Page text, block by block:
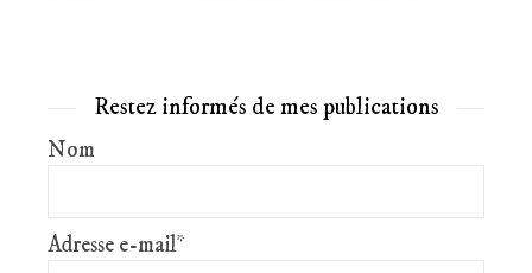
Restez informés de mes publications
Nom
Adresse e-mail*